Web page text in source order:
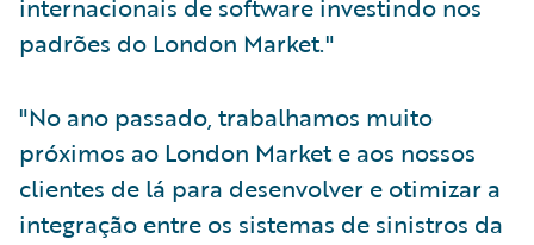
internacionais de software investindo nos
padrões do London Market."
"No ano passado, trabalhamos muito
próximos ao London Market e aos nossos
clientes de lá para desenvolver e otimizar a
integração entre os sistemas de sinistros da